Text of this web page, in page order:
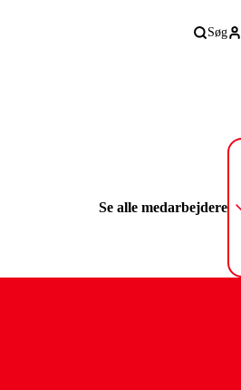
Søg
Se alle medarbejdere